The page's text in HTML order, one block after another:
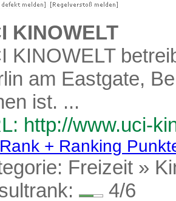
KINOWELT
KINOWELT
am Eastgate,
ist. ...
http://www.uci-
+ Ranking
Freizeit »
4/6